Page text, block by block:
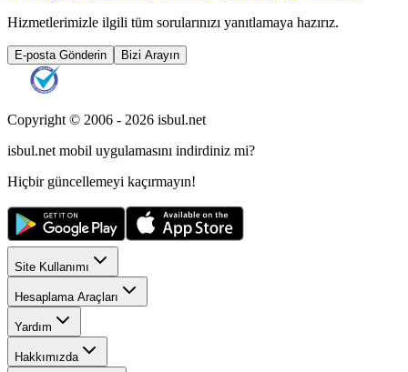
Hizmetlerimizle ilgili tüm sorularınızı yanıtlamaya hazırız.
E-posta Gönderin Bizi Arayın
Copyright © 2006 - 2026 isbul.net
isbul.net mobil uygulamasını indirdiniz mi?
Hiçbir güncellemeyi kaçırmayın!
Site Kullanımı
Hesaplama Araçları
Yardım
Hakkımızda